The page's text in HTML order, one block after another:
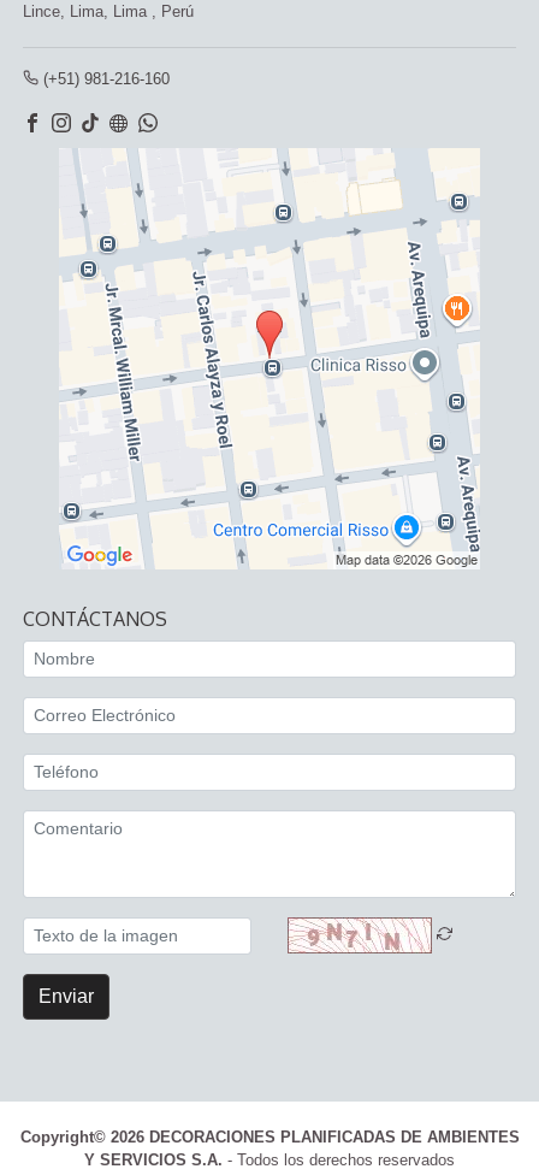
Lince, Lima, Lima Perú
(+51) 981-216-160
CONTÁCTANOS
Enviar
Copyright© 2026 DECORACIONES PLANIFICADAS DE AMBIENTES
Y SERVICIOS S.A. - Todos los derechos reservados